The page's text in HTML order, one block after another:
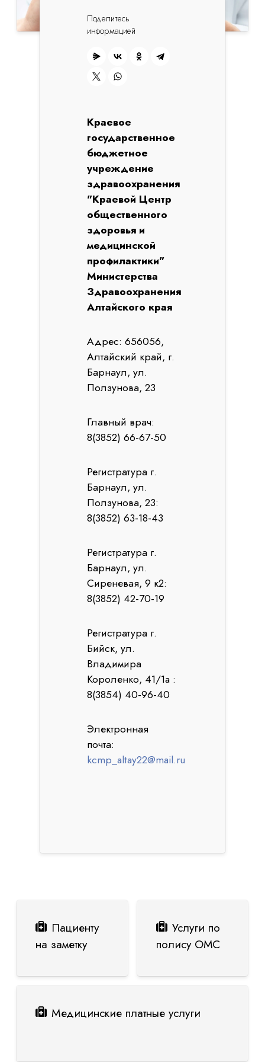
Поделитесь
информацией
Краевое
государственное
бюджетное
учреждение
здравоохранения
"Краевой Центр
общественного
здоровья и
медицинской
профилактики"
Министерства
Здравоохранения
Алтайского края
Адрес: 656056,
Алтайский край, г.
Барнаул, ул.
Ползунова, 23
Главный врач:
8(3852) 66-67-50
Регистратура г.
Барнаул, ул.
Ползунова, 23:
8(3852) 63-18-43
Регистратура г.
Барнаул, ул.
Сиреневая, 9 к2:
8(3852) 42-70-19
Регистратура г.
Бийск, ул.
Владимира
Короленко, 41/1a :
8(3854) 40-96-40
Электронная
почта:
kcmp_altay22@mail.ru
Пациенту
на заметку
Услуги по
полису ОМС
Медицинские платные услуги